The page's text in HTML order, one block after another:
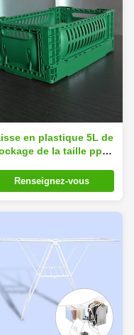
en plastique 5L de
de la taille pp
légume
Renseignez-vous